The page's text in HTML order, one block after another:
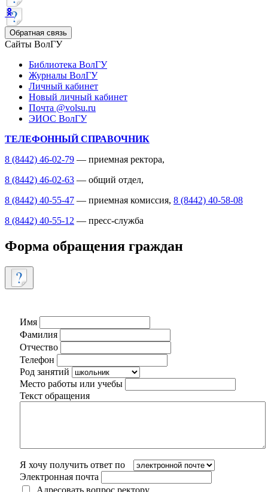
Обратная связь
Сайты ВолГУ
Библиотека ВолГУ
Журналы ВолГУ
Личный кабинет
Новый личный кабинет
Почта @volsu.ru
ЭИОС ВолГУ
ТЕЛЕФОННЫЙ СПРАВОЧНИК
8 (8442) 46-02-79 — приемная ректора,
8 (8442) 46-02-63 — общий отдел,
8 (8442) 40-55-47 — приемная комиссия, 8 (8442) 40-58-08
8 (8442) 40-55-12 — пресс-служба
Форма обращения граждан
Имя
Фамилия
Отчество
Телефон
Род занятий
Место работы или учебы
Текст обращения
Я хочу получить ответ по
Электронная почта